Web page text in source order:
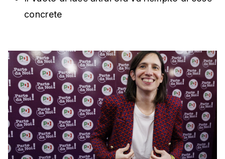
concrete